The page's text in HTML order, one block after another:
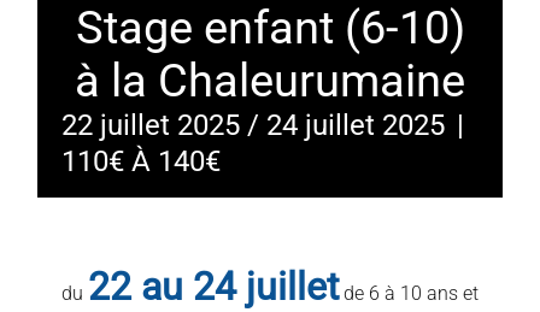
Stage enfant (6-10)
à la Chaleurumaine
22 juillet 2025 / 24 juillet 2025 |
110€ À 140€
du 22 au 24 juilletde 6 à 10 ans et